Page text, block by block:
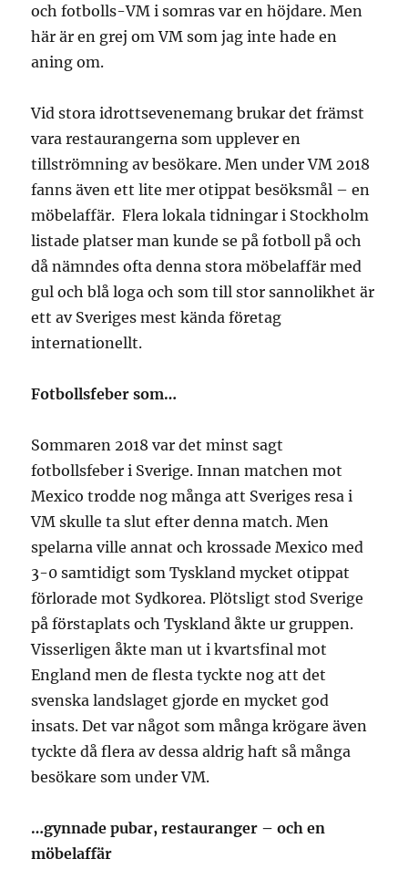
och fotbolls-VM i somras var en höjdare. Men
här är en grej om VM som jag inte hade en
aning om.
Vid stora idrottsevenemang brukar det främst
vara restaurangerna som upplever en
tillströmning av besökare. Men under VM 2018
fanns även ett lite mer otippat besöksmål – en
möbelaffär. Flera lokala tidningar i Stockholm
listade platser man kunde se på fotboll på och
då nämndes ofta denna stora möbelaffär med
gul och blå loga och som till stor sannolikhet är
ett av Sveriges mest kända företag
internationellt.
Fotbollsfeber som…
Sommaren 2018 var det minst sagt
fotbollsfeber i Sverige. Innan matchen mot
Mexico trodde nog många att Sveriges resa i
VM skulle ta slut efter denna match. Men
spelarna ville annat och krossade Mexico med
3-0 samtidigt som Tyskland mycket otippat
förlorade mot Sydkorea. Plötsligt stod Sverige
på förstaplats och Tyskland åkte ur gruppen.
Visserligen åkte man ut i kvartsfinal mot
England men de flesta tyckte nog att det
svenska landslaget gjorde en mycket god
insats. Det var något som många krögare även
tyckte då flera av dessa aldrig haft så många
besökare som under VM.
…gynnade pubar, restauranger – och en
möbelaffär